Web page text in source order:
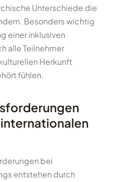
Unterschiede die
Besonders wichtig
einer inklusiven
alle Teilnehmer
Herkunft
fühlen.
bei
entstehen durch